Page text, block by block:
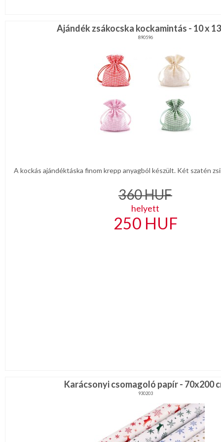
Ajándék zsákocska kockamintás - 10 x
890596
A kockás ajándéktáska finom krepp anyagból készült. Két szatén
360HUF
helyett
250 HUF
Karácsonyi csomagoló papír - 70x200
930203